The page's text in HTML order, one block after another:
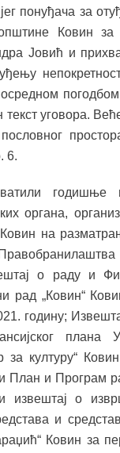
понуђача за
Ковин
Јовић и
уговора.
6.
годишње
органа,
на
о раду и
рад „Ковин“
годину;
плана
за културу“
План и Програм
извештај о
и
Ковин за